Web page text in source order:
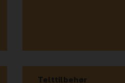
Telttilbehør